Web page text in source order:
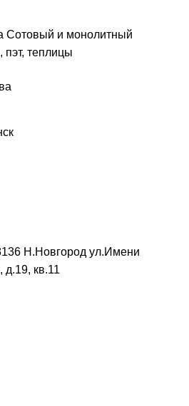
Сотовый и монолитный
пэт, теплицы
Н.Новгород ул.Имени
д.19, кв.11